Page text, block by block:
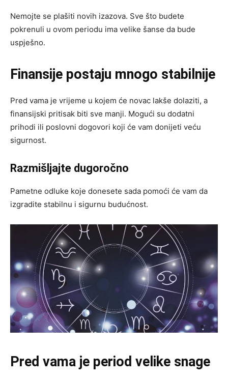
Nemojte se plašiti novih izazova. Sve što budete
pokrenuli u ovom periodu ima velike šanse da bude
uspješno.
Finansije postaju mnogo stabilnije
Pred vama je vrijeme u kojem će novac lakše dolaziti, a
finansijski pritisak biti sve manji. Mogući su dodatni
prihodi ili poslovni dogovori koji će vam donijeti veću
sigurnost.
Razmišljajte dugoročno
Pametne odluke koje donesete sada pomoći će vam da
izgradite stabilnu i sigurnu budućnost.
Pred vama je period velike snage